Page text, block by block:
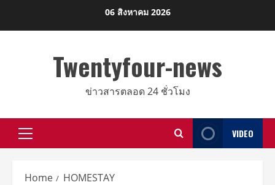
06 สิงหาคม 2026
Twentyfour-news
ข่าวสารตลอด 24 ชั่วโมง
Primary
VIDEO
Home HOMESTAY